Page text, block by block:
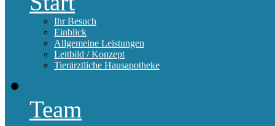
Ihr Besuch
Einblick
Allgemeine Leistungen
Leitbild / Konzept
Tierärztliche Hausapotheke
Team